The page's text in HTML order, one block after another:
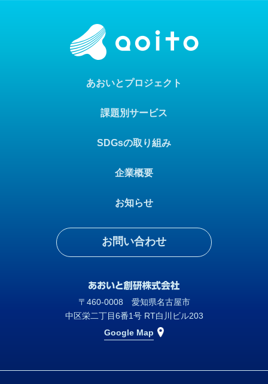
あおいとプロジェクト
SDGsの取り組み
お知らせ
課題別サービス
企業概要
お問い合わせ
〒460-0008 愛知県名古屋市
中区栄二丁目6番1号 RT白川ビル203
Google Map